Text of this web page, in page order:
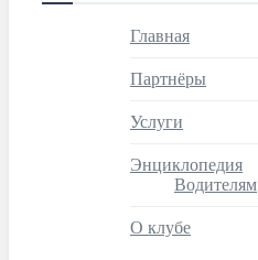
Главная
Партнёры
Услуги
Энциклопедия
Водителям
О клубе